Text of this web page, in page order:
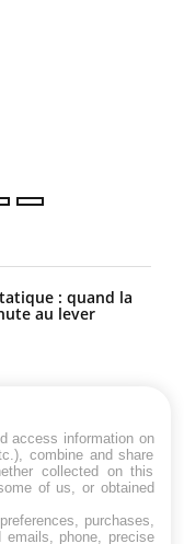
: quand la
au lever
latérale
access information on
combine and share
collected on this
of us, or obtained
purchases,
emails, phone, precise